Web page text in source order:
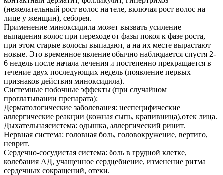
(нежелательный рост волос на теле, включая рост волос на
лице у женщин), себорея.
Применение миноксидила может вызвать усиление
выпадения волос при переходе от фазы покоя к фазе роста,
при этом старые волосы выпадают, а на их месте вырастают
новые. Это временное явление обычно наблюдается спустя 2-
6 недель после начала лечения и постепенно прекращается в
течение двух последующих недель (появление первых
признаков действия миноксидила).
Системные побочные эффекты (при случайном
проглатывании препарата):
Дерматологические заболевания: неспецифические
аллергические реакции (кожная сыпь, крапивница),отек лица.
Дыхательнаясистема: одышка, аллергический ринит.
Нервная система: головная боль, головокружение, вертиго,
неврит.
Сердечно-сосудистая система: боль в грудной клетке,
колебания АД, учащенное сердцебиение, изменение ритма
сердечных сокращений, отеки.